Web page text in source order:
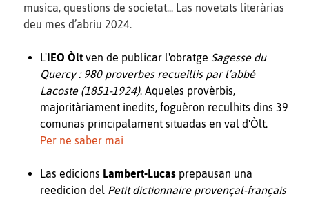
musica, questions de societat... Las novetats literàrias
deu mes d’abriu 2024.
L'IEO Òlt ven de publicar l'obratge Sagesse du
Quercy : 980 proverbes recueillis par l’abbé
Lacoste (1851-1924). Aqueles provèrbis,
majoritàriament inedits, foguèron reculhits dins 39
comunas principalament situadas en val d'Òlt.
Per ne saber mai
Las edicions Lambert-Lucas prepausan una
reedicion del Petit dictionnaire provençal-français